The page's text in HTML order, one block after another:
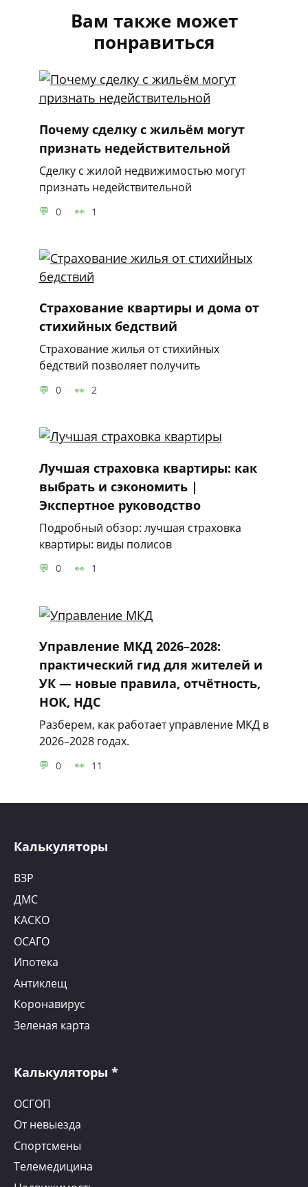
Вам также может
понравиться
Почему сделку с жильём могут
признать недействительной
Сделку с жилой недвижимостью могут
признать недействительной
0 1
Страхование квартиры и дома от
стихийных бедствий
Страхование жилья от стихийных
бедствий позволяет получить
0 2
Лучшая страховка квартиры: как
выбрать и сэкономить |
Экспертное руководство
Подробный обзор: лучшая страховка
квартиры: виды полисов
0 1
Управление МКД 2026–2028:
практический гид для жителей и
УК — новые правила, отчётность,
НОК, НДС
Разберем, как работает управление МКД в
2026–2028 годах.
0 11
Калькуляторы
ВЗР
ДМС
КАСКО
ОСАГО
Ипотека
Антиклещ
Коронавирус
Зеленая карта
Калькуляторы *
ОСГОП
От невыезда
Спортсмены
Телемедицина